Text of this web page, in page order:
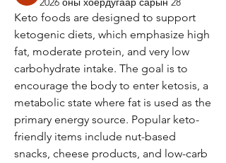
Keto foods are designed to support
ketogenic diets, which emphasize high
fat, moderate protein, and very low
carbohydrate intake. The goal is to
encourage the body to enter ketosis, a
metabolic state where fat is used as the
primary energy source. Popular keto-
friendly items include nut-based
snacks, cheese products, and low-carb